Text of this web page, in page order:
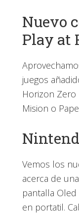
Nuevo
Play at
juegos
Horizon Zero
Mision o
Vemos los
acerca de
pantalla Oled
en portatil.